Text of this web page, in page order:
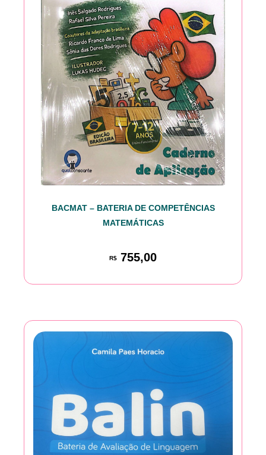
BACMAT – BATERIA DE COMPETÊNCIAS
MATEMÁTICAS
R$ 755,00